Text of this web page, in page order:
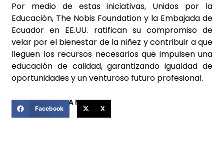
Por medio de estas iniciativas, Unidos por la
Educación, The Nobis Foundation y la Embajada de
Ecuador en EE.UU. ratifican su compromiso de
velar por el bienestar de la niñez y contribuir a que
lleguen los recursos necesarios que impulsen una
educación de calidad, garantizando igualdad de
oportunidades y un venturoso futuro profesional.
COMPARTIR ESTA NOTICIA
Facebook X